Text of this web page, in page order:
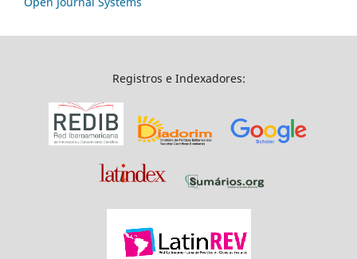
Registros e Indexadores: